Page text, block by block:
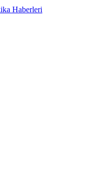
Haberleri